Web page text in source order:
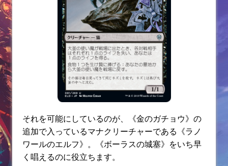
それを可能にしているのが、《金のガチョウ》の
追加で入っているマナクリーチャーである《ラノ
ワールのエルフ》。《ボーラスの城塞》をいち早
く唱えるのに役立ちます。